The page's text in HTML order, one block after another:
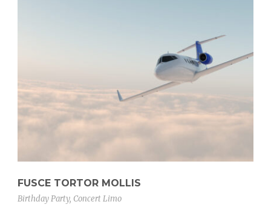
FUSCE TORTOR MOLLIS
Birthday Party, Concert Limo